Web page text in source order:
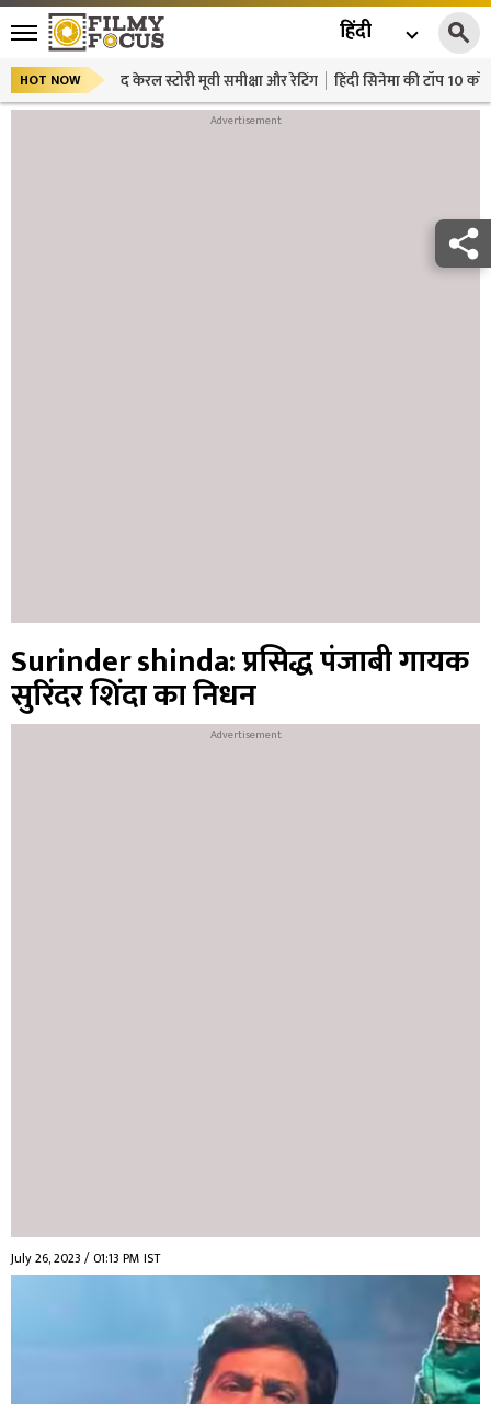
हिंदी
HOT NOW द केरल स्टोरी मूवी समीक्षा और रेटिंग हिंदी सिनेमा की टॉप 10
Surinder shinda: प्रसिद्ध पंजाबी गायक
सुरिंदर शिंदा का निधन
July 26, 2023 / 01:13 PM IST